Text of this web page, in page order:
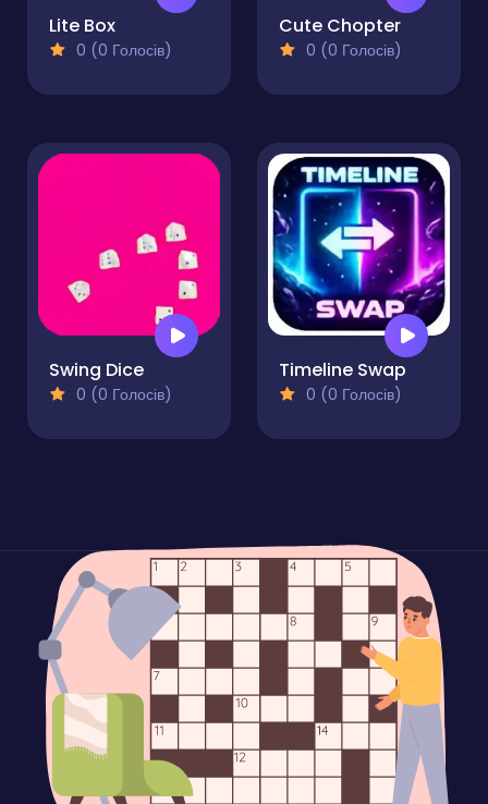
Lite Box
0 (0 Голосів)
Cute Chopter
0 (0 Голосів)
Swing Dice
0 (0 Голосів)
Timeline Swap
0 (0 Голосів)